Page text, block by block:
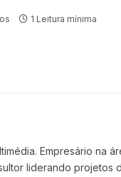
1 Leitura mínima
Empresário na
liderando projetos